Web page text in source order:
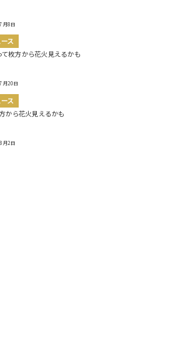
月8日
ス
て枚方から花火見えるかも
月20日
ス
から花火見えるかも
月2日